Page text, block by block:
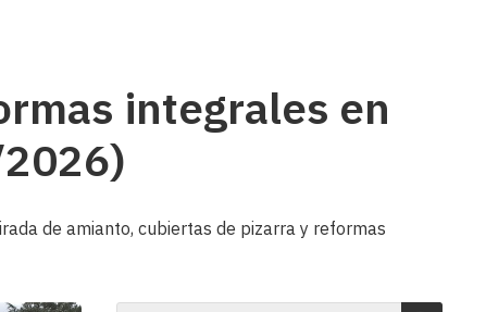
integrales en
de amianto, cubiertas de pizarra y reformas